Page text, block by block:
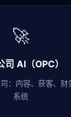
🚀
司 AI（OPC）
：内容、获客、财
系统